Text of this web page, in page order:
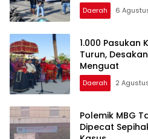
Daerah 6
1.000 Pasukan
Turun,
Menguat
Daerah 2
Polemik MBG
Dipecat